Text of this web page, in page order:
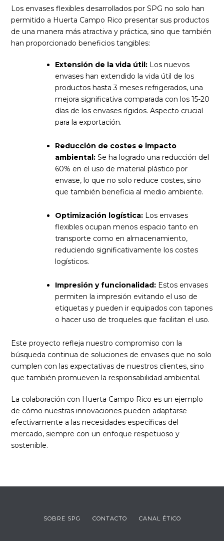
Los envases flexibles desarrollados por SPG no solo han
permitido a Huerta Campo Rico presentar sus productos
de una manera más atractiva y práctica, sino que también
han proporcionado beneficios tangibles:
Extensión de la vida útil: Los nuevos
envases han extendido la vida útil de los
productos hasta 3 meses refrigerados, una
mejora significativa comparada con los 15-20
días de los envases rígidos. Aspecto crucial
para la exportación.
Reducción de costes e impacto
ambiental: Se ha logrado una reducción del
60% en el uso de material plástico por
envase, lo que no solo reduce costes, sino
que también beneficia al medio ambiente.
Optimización logística: Los envases
flexibles ocupan menos espacio tanto en
transporte como en almacenamiento,
reduciendo significativamente los costes
logísticos.
Impresión y funcionalidad: Estos envases
permiten la impresión evitando el uso de
etiquetas y pueden ir equipados con tapones
o hacer uso de troqueles que facilitan el uso.
Este proyecto refleja nuestro compromiso con la
búsqueda continua de soluciones de envases que no solo
cumplen con las expectativas de nuestros clientes, sino
que también promueven la responsabilidad ambiental.
La colaboración con Huerta Campo Rico es un ejemplo
de cómo nuestras innovaciones pueden adaptarse
efectivamente a las necesidades específicas del
mercado, siempre con un enfoque respetuoso y
sostenible.
SOBRE SPG CONTACTO CANAL ÉTICO